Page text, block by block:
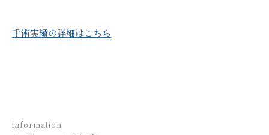
手術実績の詳細はこちら
information